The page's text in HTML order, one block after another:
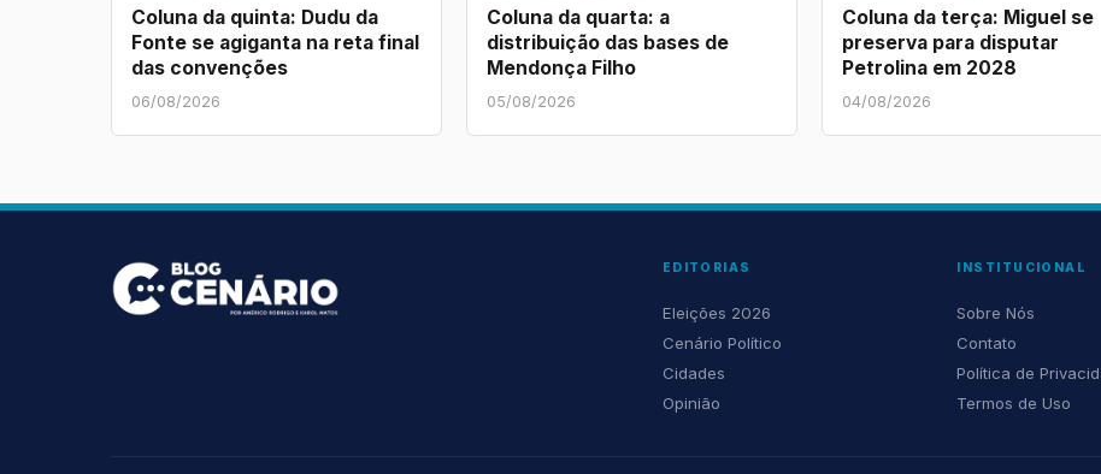
Coluna da quinta: Dudu da
Fonte se agiganta na reta final
das convenções
06/08/2026
Coluna da quarta: a
distribuição das bases de
Mendonça Filho
05/08/2026
Coluna da terça: Miguel se
preserva para disputar
Petrolina em 2028
04/08/2026
EDITORIAS
Eleições 2026
Cenário Político
Cidades
Opinião
INSTITUCIONAL
Sobre Nós
Contato
Política de
Termos de Uso